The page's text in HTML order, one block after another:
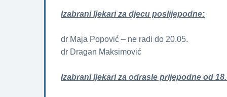
Izabrani ljekari za djecu poslijepodne:
dr Maja Popović – ne radi do 20.05.
dr Dragan Maksimović
Izabrani ljekari za odrasle prijepodne od